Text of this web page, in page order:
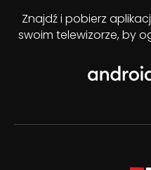
Znajdź i pobierz
swoim telewizorze, by